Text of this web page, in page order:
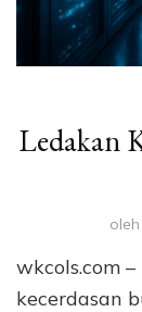
Ledakan
oleh
wkcols.com
kecerdasan